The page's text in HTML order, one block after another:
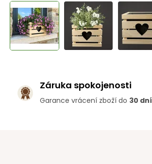
Záruka spokojenosti
Garance vrácení zboží do 30 dní